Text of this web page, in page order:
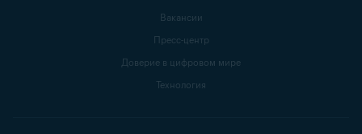
Вакансии
Пресс-центр
Доверие в цифровом мире
Технология